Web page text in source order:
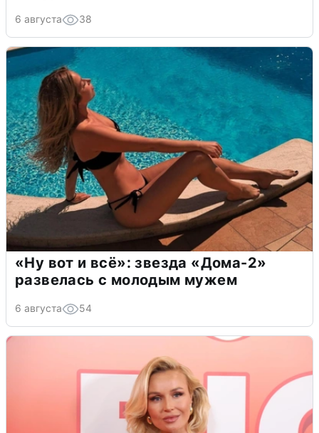
6 августа 38
«Ну вот и всё»: звезда «Дома-2»
развелась с молодым мужем
6 августа 54